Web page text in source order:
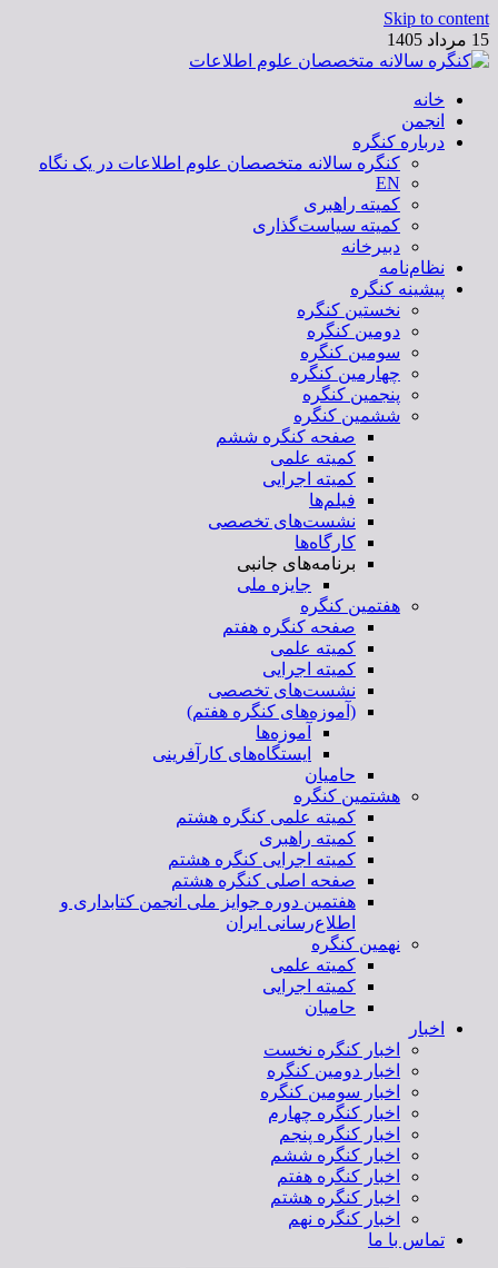
Skip to content
15 مرداد 1405
کنگره سالانه متخصصان علوم اطلاعات
خانه
انجمن
درباره کنگره
کنگره سالانه متخصصان علوم اطلاعات در یک نگاه
EN
کمیته راهبری
کمیته سیاست‌گذاری
دبیرخانه
نظام‌نامه
پیشینه کنگره
نخستین کنگره
دومین کنگره
سومین کنگره
چهارمین کنگره
پنجمین کنگره
ششمین کنگره
صفحه کنگره ششم
کمیته علمی
کمیته اجرایی
فیلم‌ها
نشست‌های تخصصی
کارگاه‌ها
برنامه‌های جانبی
جایزه ملی
هفتمین کنگره
صفحه کنگره هفتم
کمیته علمی
کمیته اجرایی
نشست‌های تخصصی
(آموزه‌های کنگره هفتم)
آموزه‌ها
ایستگاه‌های کارآفرینی
حامیان
هشتمین کنگره
کمیته علمی کنگره هشتم
کمیته راهبری
کمیته اجرایی کنگره هشتم
صفحه اصلی کنگره هشتم
هفتمین دوره جوایز ملی انجمن کتابداری و
اطلاع‌رسانی ایران
نهمین کنگره
کمیته علمی
کمیته اجرایی
حامیان
اخبار
اخبار کنگره نخست
اخبار دومین کنگره
اخبار سومین کنگره
اخبار کنگره چهارم
اخبار کنگره پنجم
اخبار کنگره ششم
اخبار کنگره هفتم
اخبار کنگره هشتم
اخبار کنگره نهم
تماس با ما